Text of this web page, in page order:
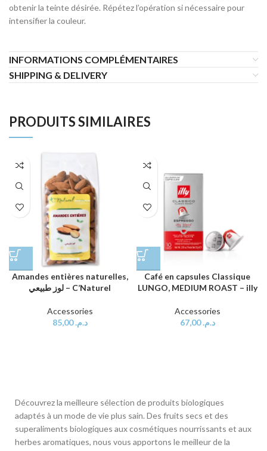
obtenir la teinte désirée. Répétez l’opération si nécessaire pour
intensifier la couleur.
INFORMATIONS COMPLÉMENTAIRES
SHIPPING & DELIVERY
PRODUITS SIMILAIRES
Amandes entières naturelles,
لوز طبيعي – C’Naturel
Accessories
د.م.85,00
Café en capsules Classique
LUNGO, MEDIUM ROAST – illy
Accessories
د.م.67,00
Découvrez la meilleure sélection de produits biologiques
adaptés à un mode de vie plus sain. Des fruits secs et des
superaliments biologiques aux cosmétiques nourrissants et aux
herbes aromatiques, nous vous apportons le meilleur de la